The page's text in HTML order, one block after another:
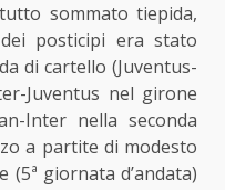
sommato tiepida,
posticipi era stato
di cartello (Juventus-
Juventus nel girone
Inter nella seconda
a partite di modesto
(5ª giornata d’andata)